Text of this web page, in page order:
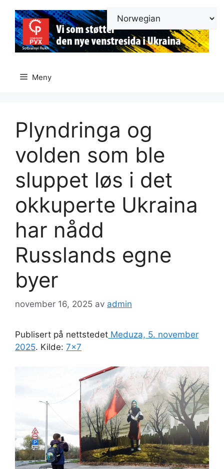
innhold
Meny
Plyndringa og
volden som ble
sluppet løs i det
okkuperte Ukraina
har nådd
Russlands egne
byer
november 16, 2025 av admin
Publisert på nettstedet Meduza, 5. november
2025. Kilde: 7×7